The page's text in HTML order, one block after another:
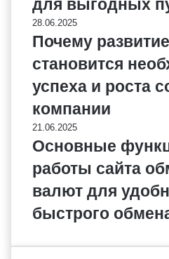
для выгодных
28.06.2025
Почему
становится
успеха и роста
компании
21.06.2025
Основные
работы сайта
валют для
быстрого